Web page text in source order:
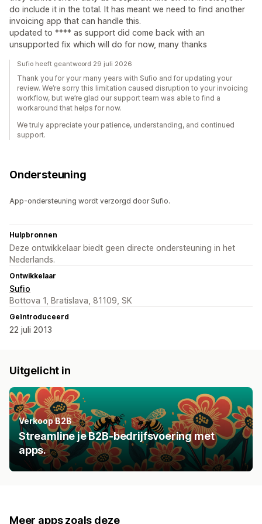
do include it in the total. It has meant we need to find another
invoicing app that can handle this.
updated to **** as support did come back with an
unsupported fix which will do for now, many thanks
Sufio heeft geantwoord 29 juli 2026
Thank you for your many years with Sufio and for updating your
review. We’re sorry this limitation caused disruption to your invoicing
workflow, but we’re glad our support team was able to find a
workaround that helps for now.
We truly appreciate your patience, understanding, and continued
support.
Ondersteuning
App-ondersteuning wordt verzorgd door Sufio.
Hulpbronnen
Deze ontwikkelaar biedt geen directe ondersteuning in het
Nederlands.
Ontwikkelaar
Sufio
Bottova 1, Bratislava, 81109, SK
Geïntroduceerd
22 juli 2013
Uitgelicht in
Verkoop B2B
Streamline je B2B-bedrijfsvoering met
apps.
Meer apps zoals deze